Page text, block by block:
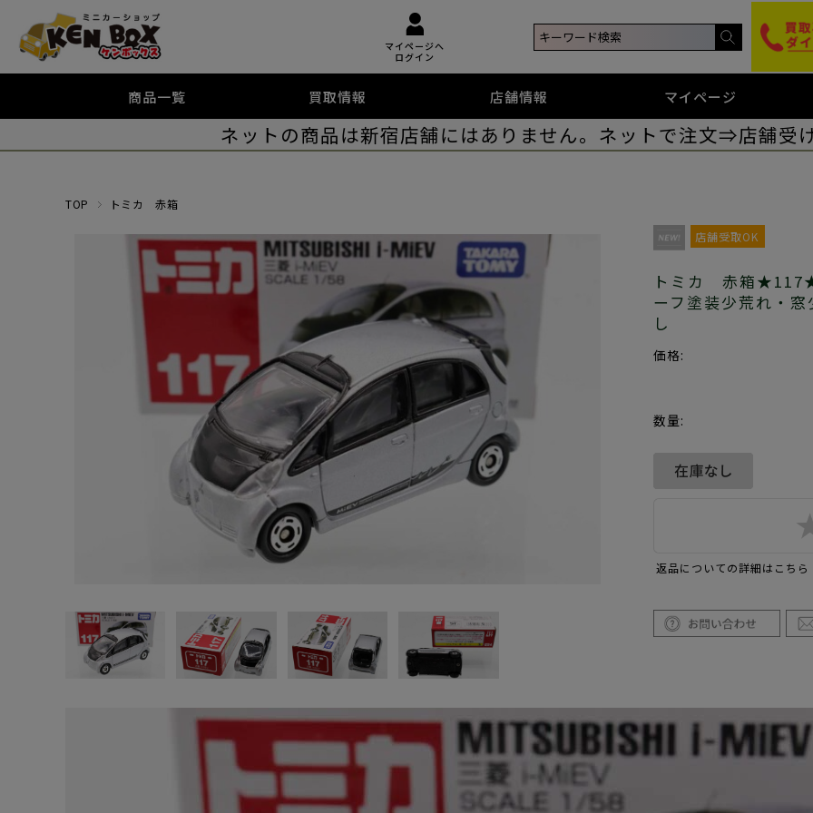
マイページへ
ログイン
商品一覧 買取情報 店舗情報 マイページ
ネットの商品は新宿店舗にはありません。ネットで注文⇒店舗受
TOP トミカ 赤箱
店舗受取OK
トミカ 赤箱
ーフ塗装少荒れ・
し
価格:
数量:
返品についての詳細はこちら